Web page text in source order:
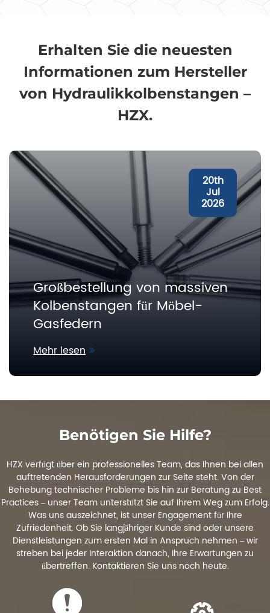
Erhalten Sie die neuesten
Informationen zum Hersteller
von Hydraulikkolbenstangen –
HZX.
20th
Jul
2026
Großbestellung von massiven
Kolbenstangen für Möbel-
Gasfedern
Mehr lesen
Benötigen Sie Hilfe?
HZX verfügt über ein professionelles Team, das Ihnen bei allen
auftretenden Herausforderungen zur Seite steht. Von der
Behebung technischer Probleme bis hin zur Beratung zu Best
Practices – unser Team unterstützt Sie auf Ihrem Weg zum Erfolg.
Was uns auszeichnet, ist unser Engagement für Ihre
Zufriedenheit. Ob Sie langjähriger Kunde sind oder unsere
Dienstleistungen zum ersten Mal in Anspruch nehmen – wir
streben bei jeder Interaktion danach, Ihre Erwartungen zu
übertreffen. Kontaktieren Sie uns noch heute.